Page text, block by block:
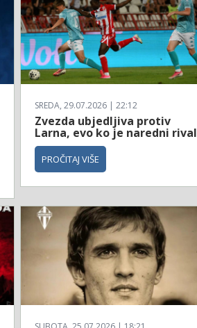
SREDA, 29.07.2026 | 22:12
Zvezda ubjedljiva protiv
Larna, evo ko je naredni rival
PROČITAJ VIŠE